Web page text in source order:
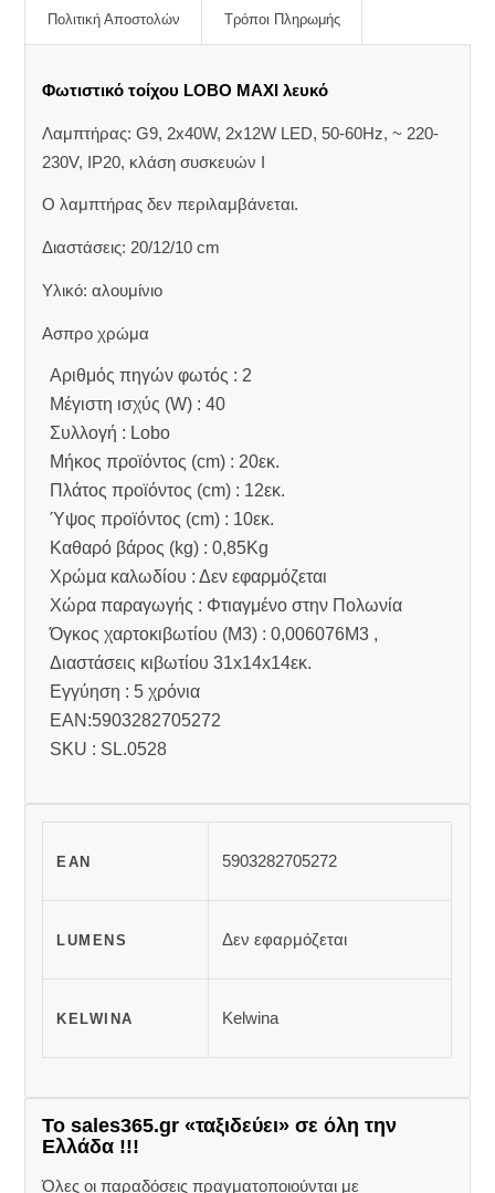
Πολιτική Αποστολών Τρόποι Πληρωμής
Φωτιστικό τοίχου LOBO MAXI λευκό
Λαμπτήρας: G9, 2x40W, 2x12W LED, 50-60Hz, ~ 220-
230V, IP20, κλάση συσκευών Ι
Ο λαμπτήρας δεν περιλαμβάνεται.
Διαστάσεις: 20/12/10 cm
Υλικό: αλουμίνιο
Ασπρο χρώμα
Αριθμός πηγών φωτός : 2
Μέγιστη ισχύς (W) : 40
Συλλογή : Lobo
Μήκος προϊόντος (cm) : 20εκ.
Πλάτος προϊόντος (cm) : 12εκ.
Ύψος προϊόντος (cm) : 10εκ.
Καθαρό βάρος (kg) : 0,85Kg
Χρώμα καλωδίου : Δεν εφαρμόζεται
Χώρα παραγωγής : Φτιαγμένο στην Πολωνία
Όγκος χαρτοκιβωτίου (M3) : 0,006076M3 ,
Διαστάσεις κιβωτίου 31x14x14εκ.
Εγγύηση : 5 χρόνια
EAN:5903282705272
SKU : SL.0528
EAN 5903282705272
LUMENS Δεν εφαρμόζεται
KELWINA Kelwina
Το sales365.gr «ταξιδεύει» σε όλη την
Ελλάδα !!!
Όλες οι παραδόσεις πραγματοποιούνται με